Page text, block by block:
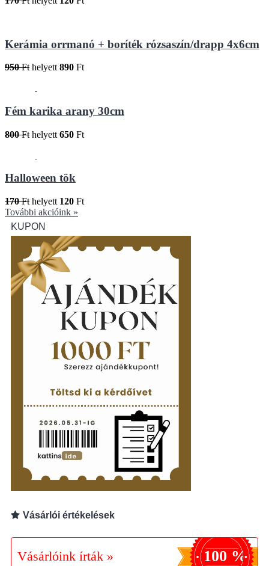
Kerámia orrmanó + boríték rózsaszín/drapp 4x6cm
950 Ft helyett 890 Ft
Fém karika arany 30cm
800 Ft helyett 650 Ft
Halloween tök
170 Ft helyett 120 Ft
További akcióink »
KUPON
Vásárlói értékelések
Vásárlóink írták » 100 %